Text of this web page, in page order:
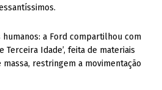
a Ford compartilhou com
Terceira Idade’, feita de materiais
restringem a movimentação